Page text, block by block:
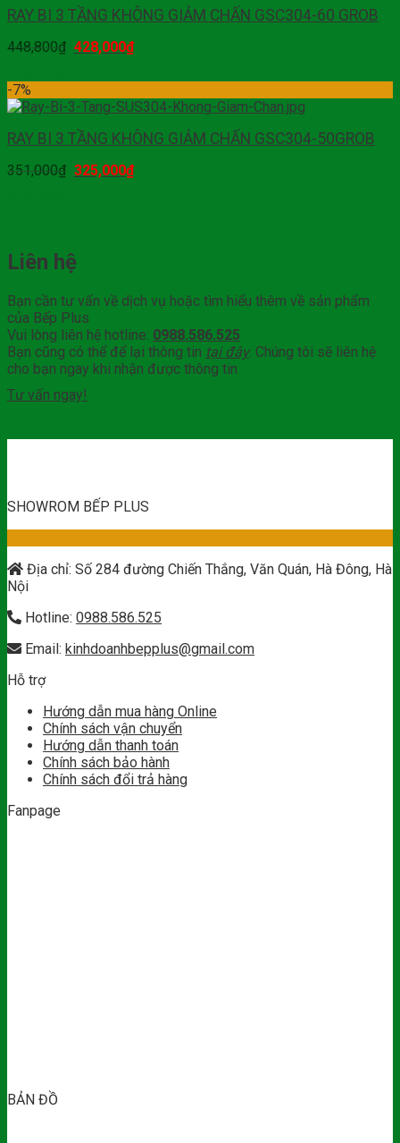
RAY BI 3 TẦNG KHÔNG GIẢM CHẤN GSC304-60 GROB
448,800₫ 428,000₫
-7%
RAY BI 3 TẦNG KHÔNG GIẢM CHẤN GSC304-50GROB
351,000₫ 325,000₫
Liên hệ
Bạn cần tư vấn về dịch vụ hoặc tìm hiểu thêm về sản phẩm
của Bếp Plus
Vui lòng liên hệ hotline: 0988.586.525
Bạn cũng có thể để lại thông tin tại đây. Chúng tôi sẽ liên hệ
cho bạn ngay khi nhận được thông tin
Tư vấn ngay!
SHOWROM BẾP PLUS
Địa chỉ: Số 284 đường Chiến Thắng, Văn Quán, Hà Đông, Hà
Nội
Hotline: 0988.586.525
Email: kinhdoanhbepplus@gmail.com
Hỗ trợ
Hướng dẫn mua hàng Online
Chính sách vận chuyển
Hướng dẫn thanh toán
Chính sách bảo hành
Chính sách đổi trả hàng
Fanpage
BẢN ĐỒ